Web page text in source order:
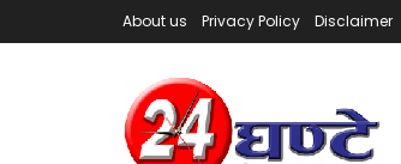
About us Privacy Policy Disclaimer